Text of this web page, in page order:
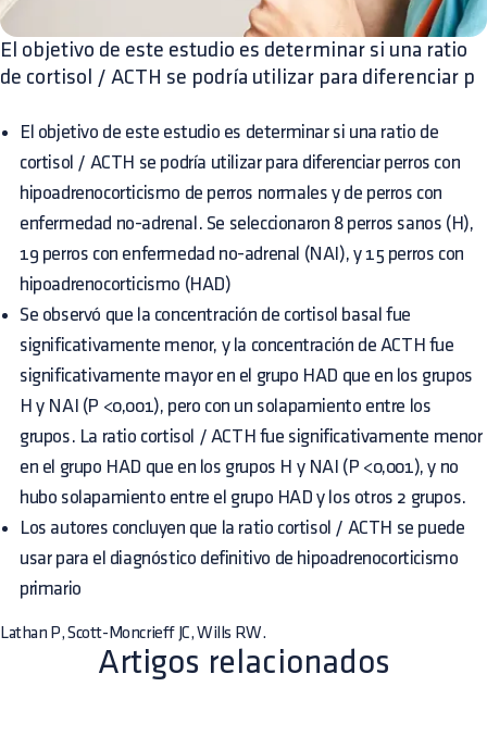
El objetivo de este estudio es determinar si una ratio
de cortisol / ACTH se podría utilizar para diferenciar p
El objetivo de este estudio es determinar si una ratio de
cortisol / ACTH se podría utilizar para diferenciar perros con
hipoadrenocorticismo de perros normales y de perros con
enfermedad no-adrenal. Se seleccionaron 8 perros sanos (H),
19 perros con enfermedad no-adrenal (NAI), y 15 perros con
hipoadrenocorticismo (HAD)
Se observó que la concentración de cortisol basal fue
significativamente menor, y la concentración de ACTH fue
significativamente mayor en el grupo HAD que en los grupos
H y NAI (P <0,001), pero con un solapamiento entre los
grupos. La ratio cortisol / ACTH fue significativamente menor
en el grupo HAD que en los grupos H y NAI (P <0,001), y no
hubo solapamiento entre el grupo HAD y los otros 2 grupos.
Los autores concluyen que la ratio cortisol / ACTH se puede
usar para el diagnóstico definitivo de hipoadrenocorticismo
primario
Lathan P, Scott-Moncrieff JC, Wills RW.
Artigos relacionados